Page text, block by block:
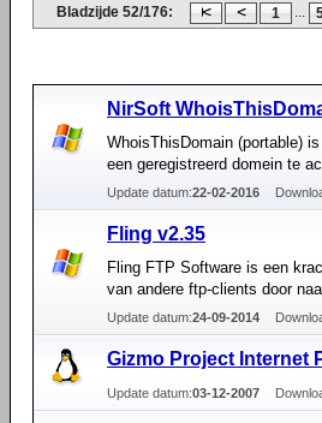
Bladzijde 52/176: 1 ...
NirSoft
WhoisThisDomain (portable)
een geregistreerd domein te
Update datum:22-02-2016
Fling v2.35
Fling FTP Software is een
van andere ftp-clients door
Update datum:24-09-2014
Gizmo Project Internet
Update datum:03-12-2007